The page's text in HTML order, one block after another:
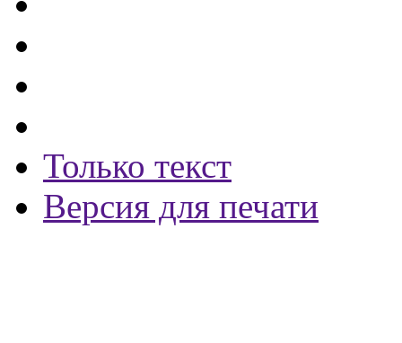
Только текст
Версия для печати